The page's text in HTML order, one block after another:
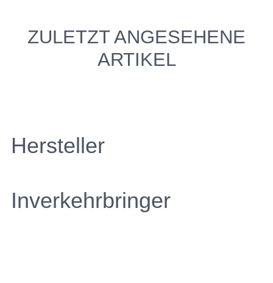
ZULETZT ANGESEHENE
ARTIKEL
Hersteller
Inverkehrbringer